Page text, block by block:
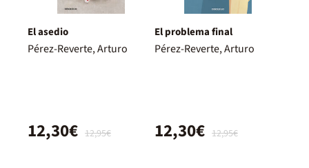
El asedio
Pérez-Reverte, Arturo
12,95€
12,30€
El problema final
Pérez-Reverte, Arturo
12,95€
12,30€